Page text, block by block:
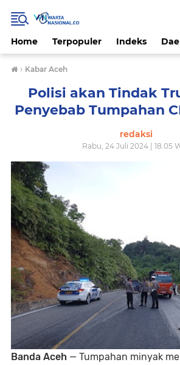
Home Terpopuler Indeks
› Kabar Aceh
Polisi akan Tindak
Penyebab Tumpahan
redaksi
Rabu, 24 Juli 2024 | 18.05
Banda Aceh — Tumpahan minyak